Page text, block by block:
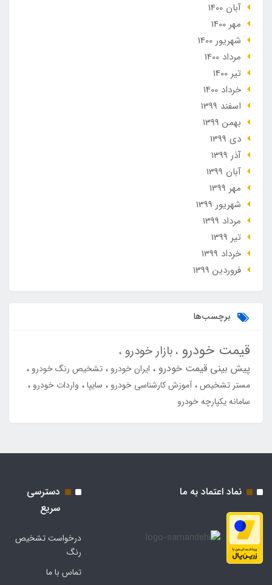
آبان 1400
مهر 1400
شهریور 1400
مرداد 1400
تير 1400
خرداد 1400
اسفند 1399
بهمن 1399
دی 1399
آذر 1399
آبان 1399
مهر 1399
شهریور 1399
مرداد 1399
تير 1399
خرداد 1399
فروردین 1399
برچسب‌ها
قیمت خودرو بازار خودرو
پیش بینی قیمت خودرو ایران خودرو
تشخیص رنگ خودرو
مستر تشخیص آموزش کارشناسی خودرو سایپا
واردات خودرو
سامانه یکپارچه خودرو
نماد اعتماد به ما
دسترسی
سریع
درخواست تشخیص
رنگ
تماس با ما